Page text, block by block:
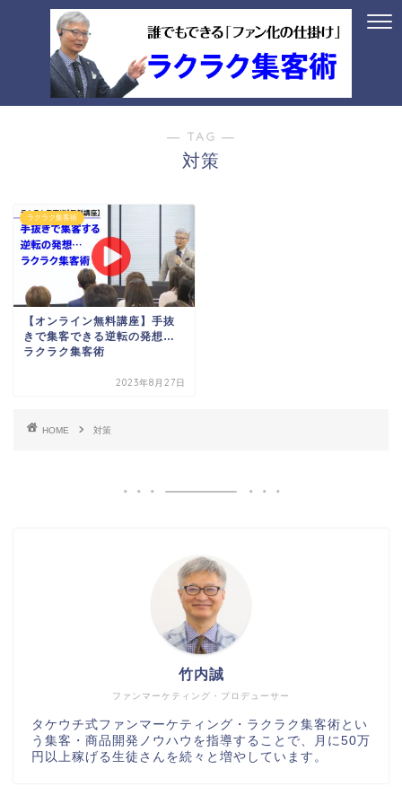
― TAG ―
対策
ラクラク集客術
【オンライン無料講座】手抜
きで集客できる逆転の発想…
ラクラク集客術
2023年8月27日
HOME 対策
ファンマーケティング・プロデューサー
竹内誠
タケウチ式ファンマーケティング・ラクラク集客術とい
う集客・商品開発ノウハウを指導することで、月に50万
円以上稼げる生徒さんを続々と増やしています。